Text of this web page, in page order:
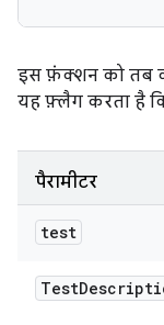
इस फ़ंक्शन को तब
यह फ़्लैग करता है
पैरामीटर
test
Test